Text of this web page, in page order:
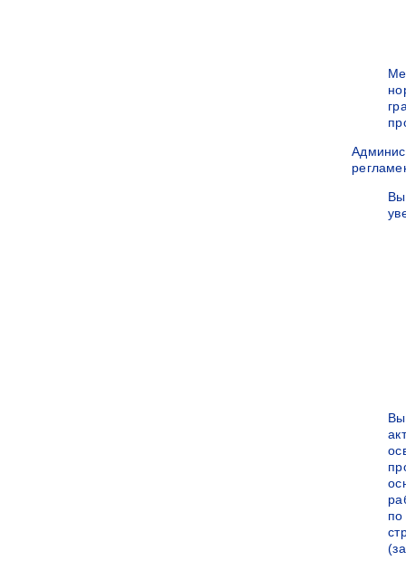
по
(за